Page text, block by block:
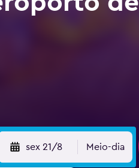
sex 21/8 Meio-dia